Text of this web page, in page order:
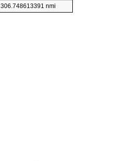
306.748613391 nmi